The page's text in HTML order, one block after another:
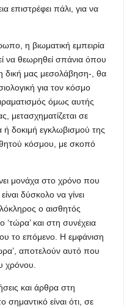
επιστρέφει πάλι, για να
η βιωματική εμπειρία
να θεωρηθεί σπάνια όπου
δική μας μεσολάβηση-, θα
για τον κόσμο
όμως αυτής
μετασχηματίζεται σε
ή δοκιμή εγκλωβισμού της
κόσμου, με σκοπό
μονάχα στο χρόνο που
δύσκολο να γίνει
ο αισθητός
‘τώρα’ και στη συνέχεια
το επόμενο. Η εμφάνιση
αποτελούν αυτό που
χρόνου.
και άρθρα στη
είναι ότι, σε